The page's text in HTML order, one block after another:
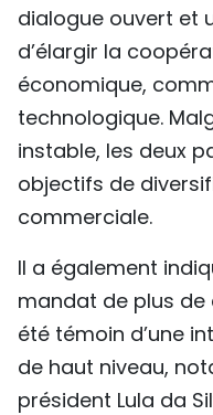
dialogue ouvert et
d’élargir la
économique,
technologique.
instable, les deux
objectifs de
commerciale.
Il a également
mandat de plus de
été témoin d’une
de haut niveau,
président Lula da